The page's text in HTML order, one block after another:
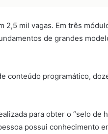
2,5 mil vagas. Em três
de grandes
conteúdo programático,
para obter o “selo de
possui conhecimento